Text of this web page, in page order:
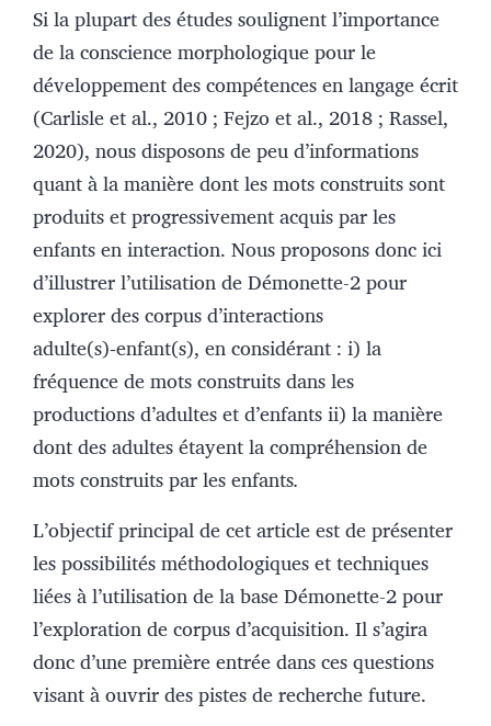
Si la plupart des études soulignent l’importance
de la conscience morphologique pour le
développement des compétences en langage écrit
(Carlisle et al., 2010 ; Fejzo et al., 2018 ; Rassel,
2020), nous disposons de peu d’informations
quant à la manière dont les mots construits sont
produits et progressivement acquis par les
enfants en interaction. Nous proposons donc ici
d’illustrer l’utilisation de Démonette-2 pour
explorer des corpus d’interactions
adulte(s)‑enfant(s), en considérant : i) la
fréquence de mots construits dans les
productions d’adultes et d’enfants ii) la manière
dont des adultes étayent la compréhension de
mots construits par les enfants.
L’objectif principal de cet article est de présenter
les possibilités méthodologiques et techniques
liées à l’utilisation de la base Démonette-2 pour
l’exploration de corpus d’acquisition. Il s’agira
donc d’une première entrée dans ces questions
visant à ouvrir des pistes de recherche future.